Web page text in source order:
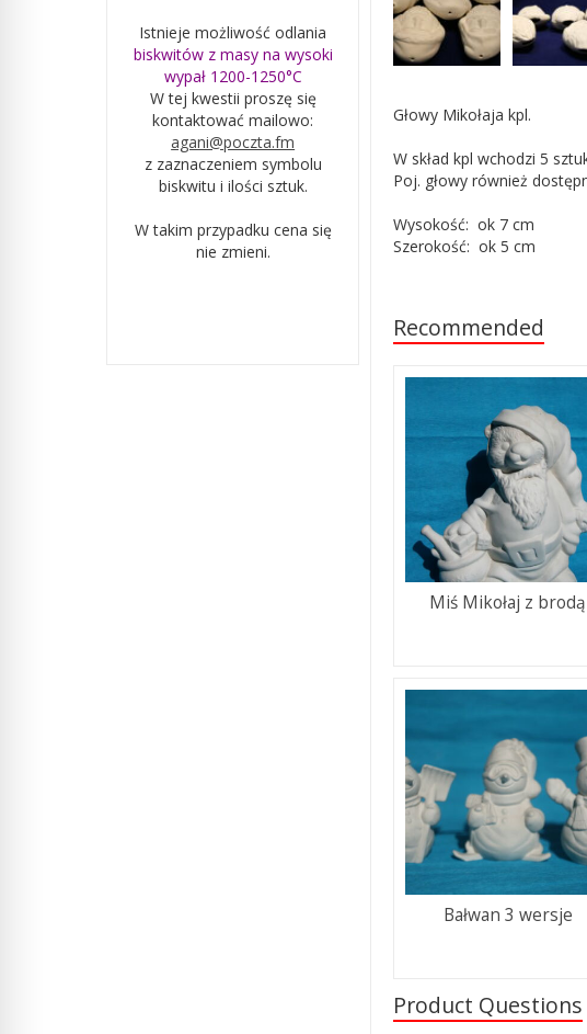
Głowy Mikołaja kpl.
W skład kpl wchodzi 5
Poj. głowy również
Wysokość: ok 7 cm
Szerokość: ok 5 cm
Recommended
Miś Mikołaj z brodą
Bałwan 3 wersje
Product Questions
Istnieje możliwość odlania
biskwitów z masy na wysoki
wypał 1200-1250°C
W tej kwestii proszę się
kontaktować mailowo:
agani@poczta.fm
z zaznaczeniem symbolu
biskwitu i ilości sztuk.
W takim przypadku cena się
nie zmieni.